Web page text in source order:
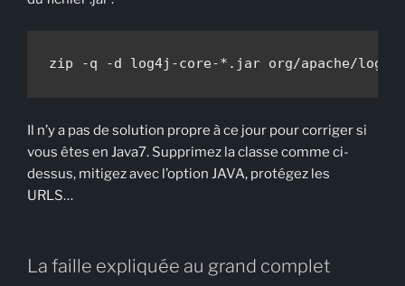
Il n’y a pas de solution propre à ce jour pour corriger si
vous êtes en Java7. Supprimez la classe comme ci-
dessus, mitigez avec l’option JAVA, protégez les
URLS…
La faille expliquée au grand complet